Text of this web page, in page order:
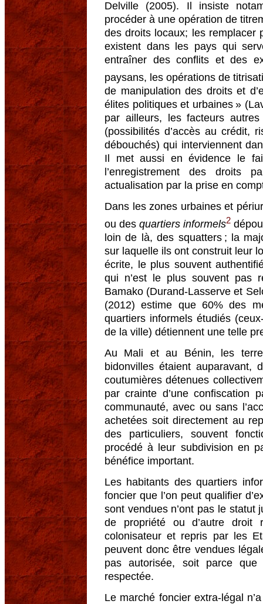
Delville (2005). Il insiste
procéder à une opération de
des droits locaux; les remplacer
existent dans les pays qui
entraîner des conflits et des
paysans, les opérations de
de manipulation des droits et
élites politiques et urbaines »
par ailleurs, les facteurs
(possibilités d’accès au crédit,
débouchés) qui interviennent
Il met aussi en évidence le
l’enregistrement des droits
actualisation par la prise en
Dans les zones urbaines et
ou desquartiers informels2
loin de là, des squatters ; la
sur laquelle ils ont construit leur
écrite, le plus souvent
qui n’est le plus souvent pas
Bamako (Durand-Lasserve et
(2012) estime que 60% des
quartiers informels étudiés
de la ville) détiennent une telle
Au Mali et au Bénin, les
bidonvilles étaient
coutumières détenues
par crainte d’une confiscation
communauté, avec ou sans
achetées soit directement au
des particuliers, souvent
procédé à leur subdivision en
bénéfice important.
Les habitants des quartiers
foncier que l’on peut qualifier
sont vendues n’ont pas le statut
de propriété ou d’autre
colonisateur et repris par les
peuvent donc être vendues
pas autorisée, soit parce
respectée.
Le marché foncier extra-légal